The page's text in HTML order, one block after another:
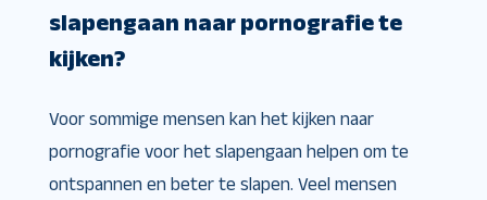
slapengaan naar pornografie te
kijken?
Voor sommige mensen kan het kijken naar
pornografie voor het slapengaan helpen om te
ontspannen en beter te slapen. Veel mensen